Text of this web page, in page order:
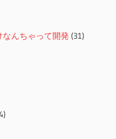
んちゃって開発 (31)